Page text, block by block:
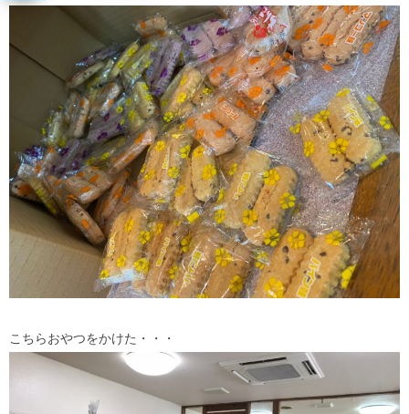
こちらおやつをかけた・・・